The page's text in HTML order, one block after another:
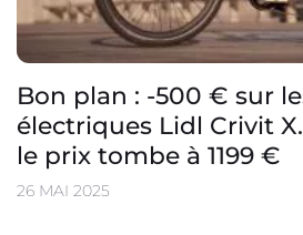
Bon plan : -500 € sur
électriques Lidl Crivit
le prix tombe à 1199 €
26 MAI 2025